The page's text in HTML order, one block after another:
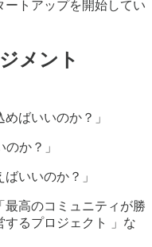
ートアップを開始してい
メント
ばいいのか？」
か？」
いいのか？」
最高のコミュニティが勝
るプロジェクト 」な